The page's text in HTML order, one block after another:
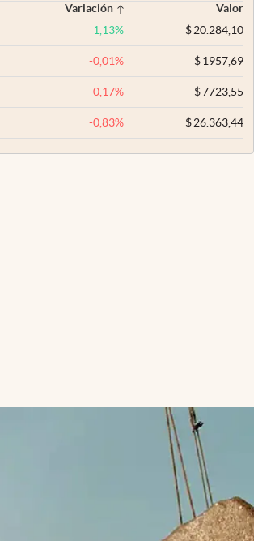
Variación
Valor
1,13% $20.284,10
-0,01% $1957,69
-0,17% $7723,55
-0,83% $26.363,44